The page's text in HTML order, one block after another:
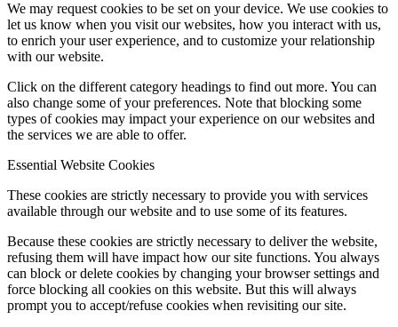
We may request cookies to be set on your device. We use cookies to
let us know when you visit our websites, how you interact with us,
to enrich your user experience, and to customize your relationship
with our website.
Click on the different category headings to find out more. You can
also change some of your preferences. Note that blocking some
types of cookies may impact your experience on our websites and
the services we are able to offer.
Essential Website Cookies
These cookies are strictly necessary to provide you with services
available through our website and to use some of its features.
Because these cookies are strictly necessary to deliver the website,
refusing them will have impact how our site functions. You always
can block or delete cookies by changing your browser settings and
force blocking all cookies on this website. But this will always
prompt you to accept/refuse cookies when revisiting our site.